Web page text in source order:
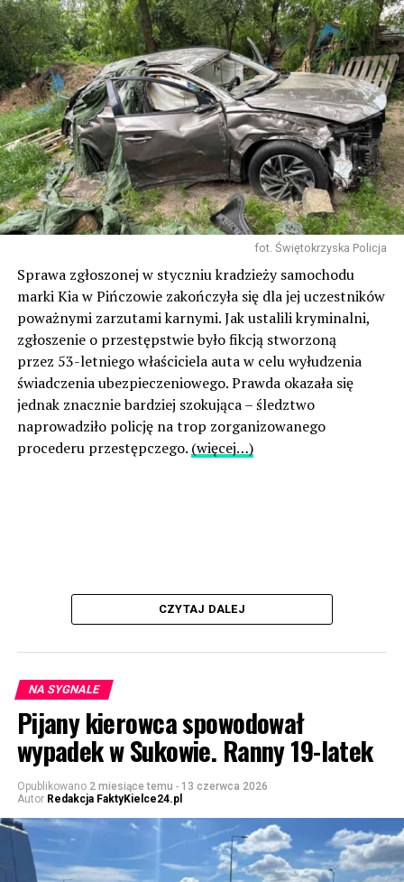
fot. Świętokrzyska Policja
Sprawa zgłoszonej w styczniu kradzieży samochodu
marki Kia w Pińczowie zakończyła się dla jej uczestników
poważnymi zarzutami karnymi. Jak ustalili kryminalni,
zgłoszenie o przestępstwie było fikcją stworzoną
przez 53-letniego właściciela auta w celu wyłudzenia
świadczenia ubezpieczeniowego. Prawda okazała się
jednak znacznie bardziej szokująca – śledztwo
naprowadziło policję na trop zorganizowanego
procederu przestępczego. (więcej…)
CZYTAJ DALEJ
NA SYGNALE
Pijany kierowca spowodował
wypadek w Sukowie. Ranny 19-latek
Opublikowano 2 miesiące temu - 13 czerwca 2026
Autor Redakcja FaktyKielce24.pl